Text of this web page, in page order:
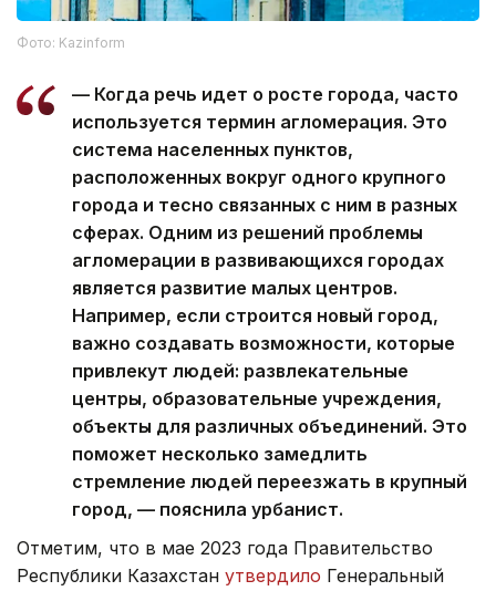
Фото: Kazinform
— Когда речь идет о росте города, часто
используется термин агломерация. Это
система населенных пунктов,
расположенных вокруг одного крупного
города и тесно связанных с ним в разных
сферах. Одним из решений проблемы
агломерации в развивающихся городах
является развитие малых центров.
Например, если строится новый город,
важно создавать возможности, которые
привлекут людей: развлекательные
центры, образовательные учреждения,
объекты для различных объединений. Это
поможет несколько замедлить
стремление людей переезжать в крупный
город, — пояснила урбанист.
Отметим, что в мае 2023 года Правительство
Республики Казахстан утвердило Генеральный